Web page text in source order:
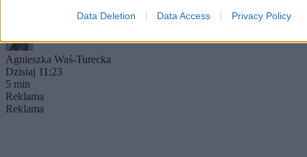
Data Deletion Data Access Privacy Policy
Agnieszka Waś-Turecka
Dzisiaj 11:23
5 min
Reklama
Reklama